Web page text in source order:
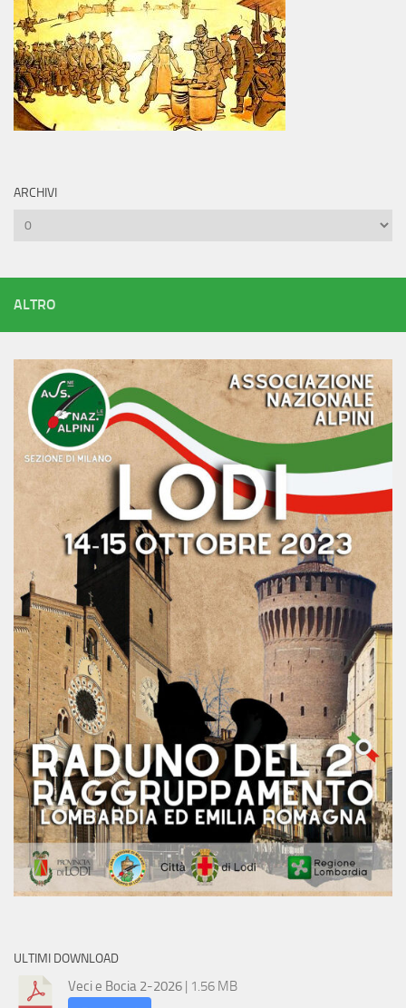
ARCHIVI
Archivi
ALTRO
ULTIMI DOWNLOAD
Veci e Bocia 2-2026 | 1.56 MB